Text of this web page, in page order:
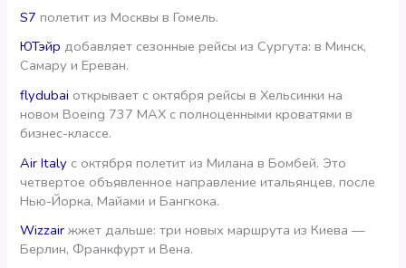
S7 полетит из Москвы в Гомель.
ЮТэйр добавляет сезонные рейсы из Сургута: в Минск,
Самару и Ереван.
flydubai открывает с октября рейсы в Хельсинки на
новом Boeing 737 MAX с полноценными кроватями в
бизнес-классе.
Air Italy c октября полетит из Милана в Бомбей. Это
четвертое объявленное направление итальянцев, после
Нью-Йорка, Майами и Бангкока.
Wizzair жжет дальше: три новых маршрута из Киева —
Берлин, Франкфурт и Вена.